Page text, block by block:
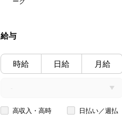
給与
時給 日給 月給
高収入・高時
日払い／週払